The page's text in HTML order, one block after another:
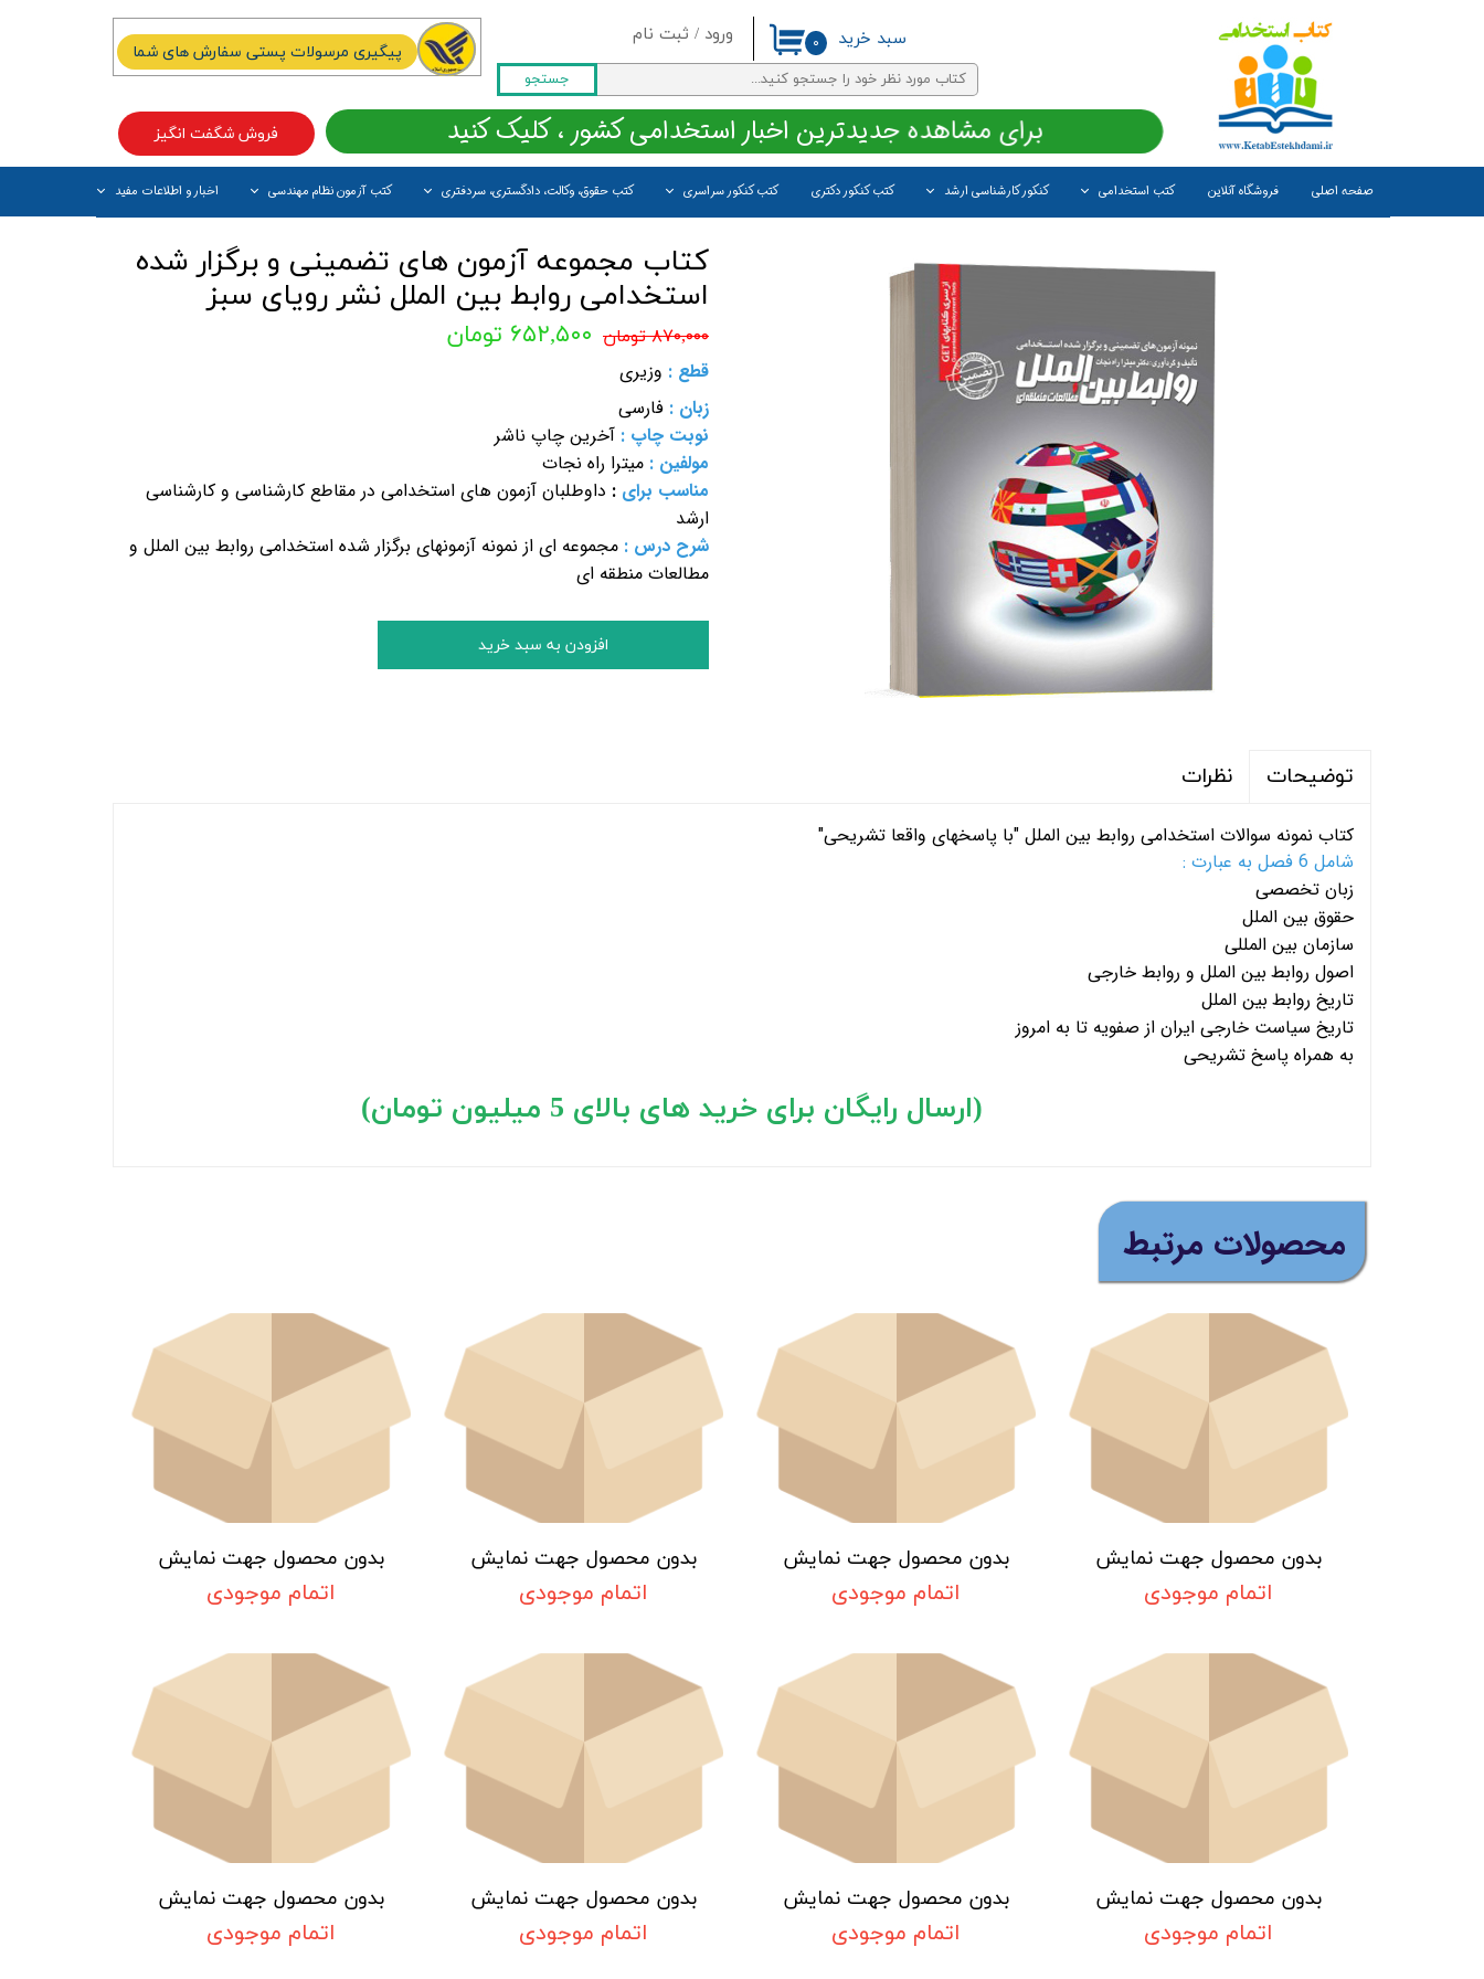
ورود / ثبت نام
حساب کاربری من
تغییر گذر واژه
سفارشات
خروج از حساب کاربری
جستجو
صفحه اصلی فروشگاه آنلاین کتب استخدامی کنکور کارشناسی ارشد کتب کنکور دکتری کتب کنکور سراسری کتب حقوق، وکالت، دادگستری، سردفتری کتب آزمون نظام مهندسی اخبار و اطلاعات مفید
۰ سبد خرید
فروش شگفت انگیز برای مشاهده جدیدترین اخبار استخدامی کشور ، کلیک کنید
پیگیری مرسولات پستی سفارش های شما
کتاب مجموعه آزمون های تضمینی و برگزار شده
استخدامی روابط بین الملل نشر رویای سبز
۸۷۰,۰۰۰ تومان ۶۵۲,۵۰۰ تومان
قطع : وزیری
زبان : فارسی
نوبت چاپ : آخرین چاپ ناشر
مولفین : میترا راه نجات
مناسب برای : داوطلبان آزمون های استخدامی در مقاطع کارشناسی و کارشناسی
ارشد
شرح درس : مجموعه ای از نمونه آزمونهای برگزار شده استخدامی روابط بین الملل و
مطالعات منطقه ای
افزودن به سبد خرید
توضیحات نظرات
کتاب نمونه سوالات استخدامی روابط بین الملل "با پاسخهای واقعا تشریحی"
شامل 6 فصل به عبارت :
زبان تخصصی
حقوق بین الملل
سازمان بین المللی
اصول روابط بین الملل و روابط خارجی
تاریخ روابط بین الملل
تاریخ سیاست خارجی ایران از صفویه تا به امروز
به همراه پاسخ تشریحی
(ارسال رایگان برای خرید های بالای 5 میلیون تومان)
​محصولات مرتبط
بدون محصول جهت نمایش
اتمام موجودی
بدون محصول جهت نمایش
اتمام موجودی
بدون محصول جهت نمایش
اتمام موجودی
بدون محصول جهت نمایش
اتمام موجودی
بدون محصول جهت نمایش
اتمام موجودی
بدون محصول جهت نمایش
اتمام موجودی
بدون محصول جهت نمایش
اتمام موجودی
بدون محصول جهت نمایش
اتمام موجودی